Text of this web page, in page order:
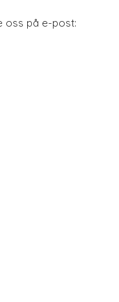
oss på e-post: